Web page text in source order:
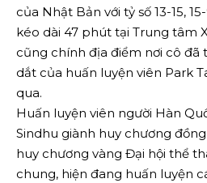
của Nhật Bản với tỷ số 13-15,
kéo dài 47 phút tại Trung tâm
cũng chính địa điểm nơi cô đã
dắt của huấn luyện viên Park
qua.
Huấn luyện viên người Hàn
Sindhu giành huy chương
huy chương vàng Đại hội thể
chung, hiện đang huấn luyện